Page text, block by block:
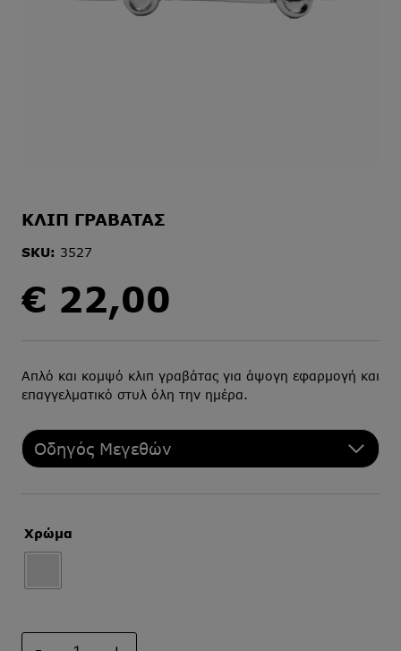
ΚΛΙΠ ΓΡΑΒΑΤΑΣ
SKU: 3527
€ 22,00
Απλό και κομψό κλιπ γραβάτας για άψογη εφαρμογή και
επαγγελματικό στυλ όλη την ημέρα.
Οδηγός Μεγεθών
Χρώμα